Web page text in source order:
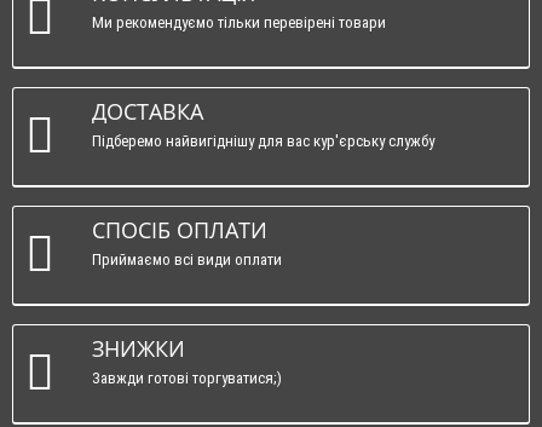
Ми рекомендуємо тільки перевірені товари
ДОСТАВКА
Підберемо найвигіднішу для вас кур'єрську службу
СПОСІБ ОПЛАТИ
Приймаємо всі види оплати
ЗНИЖКИ
Завжди готові торгуватися;)